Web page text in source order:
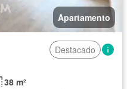
Apartamento
Destacado
38 m²